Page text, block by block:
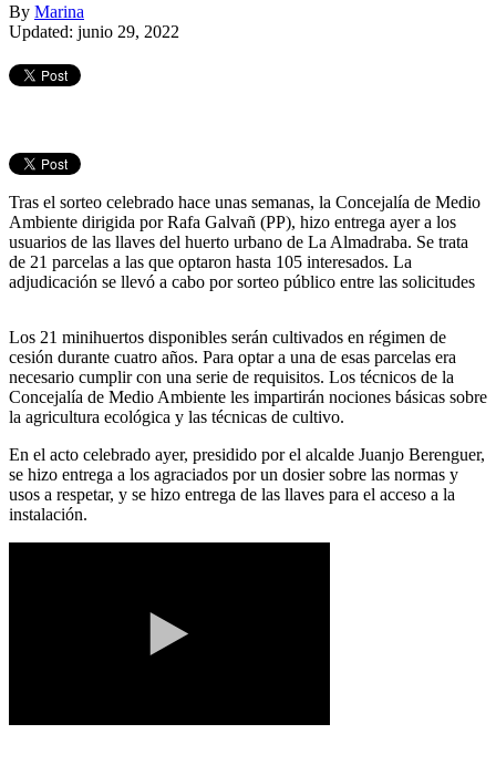
By Marina
Updated: junio 29, 2022
Tras el sorteo celebrado hace unas semanas, la Concejalía de Medio
Ambiente dirigida por Rafa Galvañ (PP), hizo entrega ayer a los
usuarios de las llaves del huerto urbano de La Almadraba. Se trata
de 21 parcelas a las que optaron hasta 105 interesados. La
adjudicación se llevó a cabo por sorteo público entre las solicitudes
Los 21 minihuertos disponibles serán cultivados en régimen de
cesión durante cuatro años. Para optar a una de esas parcelas era
necesario cumplir con una serie de requisitos. Los técnicos de la
Concejalía de Medio Ambiente les impartirán nociones básicas sobre
la agricultura ecológica y las técnicas de cultivo.
En el acto celebrado ayer, presidido por el alcalde Juanjo Berenguer,
se hizo entrega a los agraciados por un dosier sobre las normas y
usos a respetar, y se hizo entrega de las llaves para el acceso a la
instalación.